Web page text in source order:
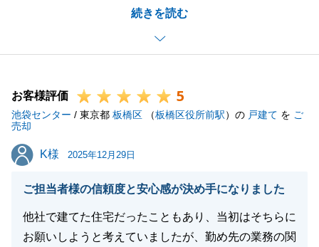
続きを読む
少々お時間がかかってしまいましたが、無事成約とな
今後もY様からのご相談やY様のお知り合いの方の紹
せ。
この度は、誠にありがとうございました。
お客様評価 5
池袋センター / 東京都 板橋区 （板橋区役所前駅）の 戸建て を ご
売却
K様
K様 2025年12月29日
ご担当者様の信頼度と安心感が決め手になりました
他社で建てた住宅だったこともあり、当初はそちらに
お願いしようと考えていましたが、勤め先の業務の関